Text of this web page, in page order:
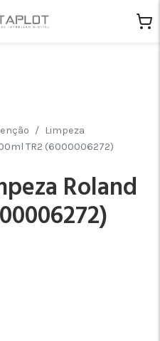
Limpeza
TR2 (6000006272)
Roland